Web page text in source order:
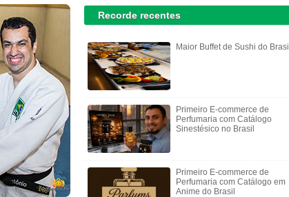
Recorde recentes
Maior Buffet de Sushi do Brasil
Primeiro E-commerce de
Perfumaria com Catálogo
Sinestésico no Brasil
Primeiro E-commerce de
Perfumaria com Catálogo em
Anime do Brasil